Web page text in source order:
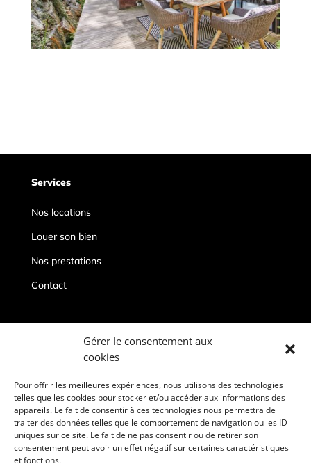
Gérer le consentement aux
cookies
Pour offrir les meilleures expériences, nous utilisons des technologies
telles que les cookies pour stocker et/ou accéder aux informations des
appareils. Le fait de consentir à ces technologies nous permettra de
traiter des données telles que le comportement de navigation ou les ID
uniques sur ce site. Le fait de ne pas consentir ou de retirer son
consentement peut avoir un effet négatif sur certaines caractéristiques
et fonctions.
Services
Nos locations
Louer son bien
Nos prestations
Contact
conciergeriepriveedeauville@gmail.com
06 67 19 96 86
Deauville, 14800